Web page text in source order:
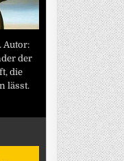
Autor:
der
die
lässt.